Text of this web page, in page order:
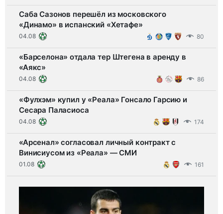
Саба Сазонов перешёл из московского
«Динамо» в испанский «Хетафе»
04.08 80
«Барселона» отдала тер Штегена в аренду в
«Аякс»
04.08 86
«Фулхэм» купил у «Реала» Гонсало Гарсию и
Сесара Паласиоса
04.08 174
«Арсенал» согласовал личный контракт с
Винисиусом из «Реала» — СМИ
01.08 161